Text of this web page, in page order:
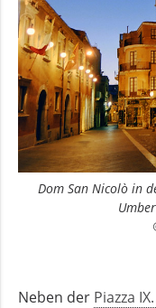
Dom San Nicolò in
Neben der Piazza